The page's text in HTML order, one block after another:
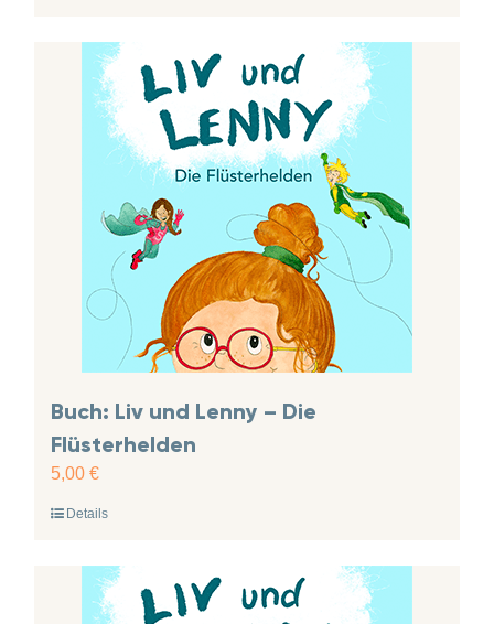
Buch: Liv und Lenny – Die
Flüsterhelden
5,00 €
Details